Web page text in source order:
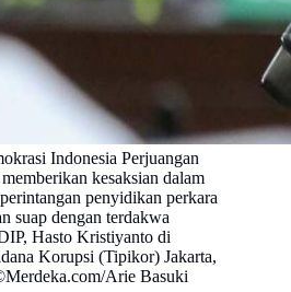
Indonesia Perjuangan
kesaksian dalam
penyidikan perkara
suap dengan terdakwa
Hasto Kristiyanto di
Korupsi (Tipikor) Jakarta,
Arie Basuki